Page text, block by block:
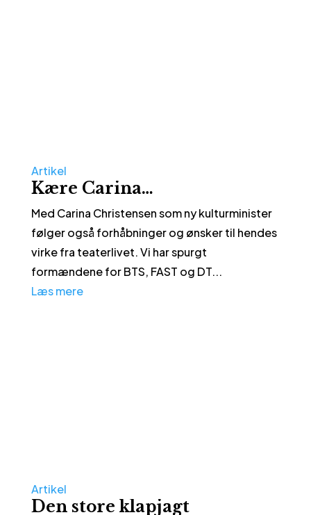
Artikel
Kære Carina…
Med Carina Christensen som ny kulturminister
følger også forhåbninger og ønsker til hendes
virke fra teaterlivet. Vi har spurgt
formændene for BTS, FAST og DT...
Læs mere
Artikel
Den store klapjagt